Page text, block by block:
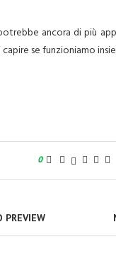
ancora di più
capire se funzioniamo
0
PREVIEW